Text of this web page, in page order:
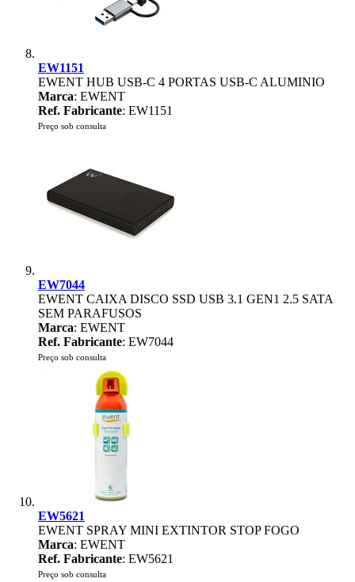
EW1151
EWENT HUB USB-C 4 PORTAS USB-C ALUMINIO
Marca: EWENT
Ref. Fabricante: EW1151
Preço sob consulta
EW7044
EWENT CAIXA DISCO SSD USB 3.1 GEN1 2.5 SATA
SEM PARAFUSOS
Marca: EWENT
Ref. Fabricante: EW7044
Preço sob consulta
EW5621
EWENT SPRAY MINI EXTINTOR STOP FOGO
Marca: EWENT
Ref. Fabricante: EW5621
Preço sob consulta